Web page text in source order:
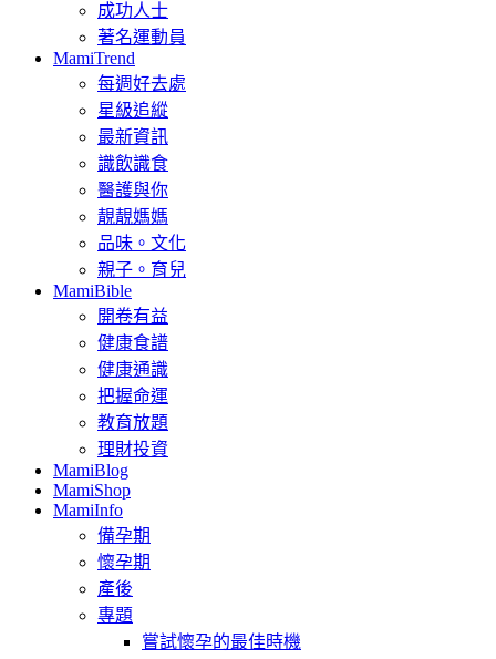
成功人士
著名運動員
MamiTrend
每週好去處
星級追縱
最新資訊
識飲識食
醫護與你
靚靚媽媽
品味。文化
親子。育兒
MamiBible
開卷有益
健康食譜
健康通識
把握命運
教育放題
理財投資
MamiBlog
MamiShop
MamiInfo
備孕期
懷孕期
產後
專題
嘗試懷孕的最佳時機